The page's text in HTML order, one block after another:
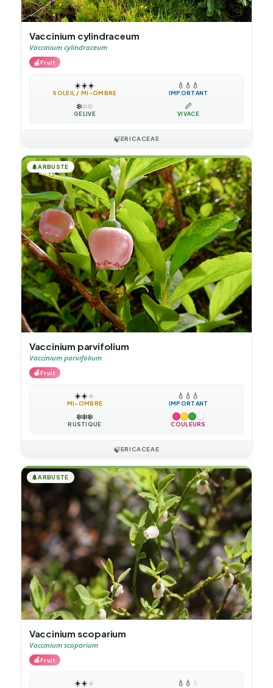
Vaccinium cylindraceum
Vaccinium cylindraceum
🍎Fruit
☀️☀️☀️
SOLEIL / MI-OMBRE
💧 💧 💧
IMPORTANT
❄️❄️❄️
GÉLIVE
📏
VIVACE
🍃ERICACEAE
🌲ARBUSTE
Vaccinium parvifolium
Vaccinium parvifolium
🍎Fruit
☀️☀️☀️
MI-OMBRE
💧 💧 💧
IMPORTANT
❄️❄️❄️
RUSTIQUE COULEURS
🍃ERICACEAE
🌲ARBUSTE
Vaccinium scoparium
Vaccinium scoparium
🍎Fruit
☀️☀️☀️ 💧 💧 💧